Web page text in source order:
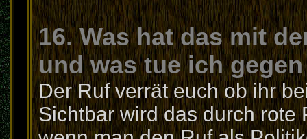
16. Was hat das mit
und was tue ich
Der Ruf verrät euch ob ihr
Sichtbar wird das durch rote